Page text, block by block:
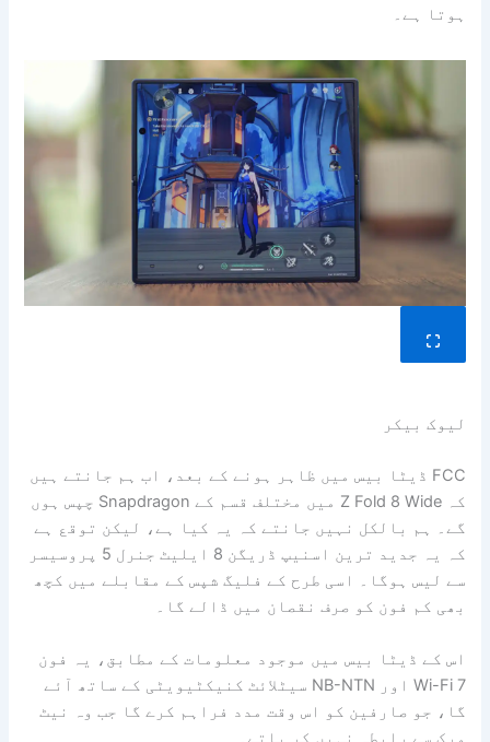
ہوتا ہے۔
لیوک بیکر
FCC ڈیٹا بیس میں ظاہر ہونے کے بعد، اب ہم جانتے ہیں
کہ Z Fold 8 Wide میں مختلف قسم کے Snapdragon چپس ہوں
گے۔ ہم بالکل نہیں جانتے کہ یہ کیا ہے، لیکن توقع ہے
کہ یہ جدید ترین اسنیپ ڈریگن 8 ایلیٹ جنرل 5 پروسیسر
سے لیس ہوگا۔ اسی طرح کے فلیگ شپس کے مقابلے میں کچھ
بھی کم فون کو صرف نقصان میں ڈالے گا۔
اس کے ڈیٹا بیس میں موجود معلومات کے مطابق، یہ فون
Wi-Fi 7 اور NB-NTN سیٹلائٹ کنیکٹیویٹی کے ساتھ آئے
گا، جو صارفین کو اس وقت مدد فراہم کرے گا جب وہ نیٹ
ورک سے رابطہ نہیں کر پاتے۔